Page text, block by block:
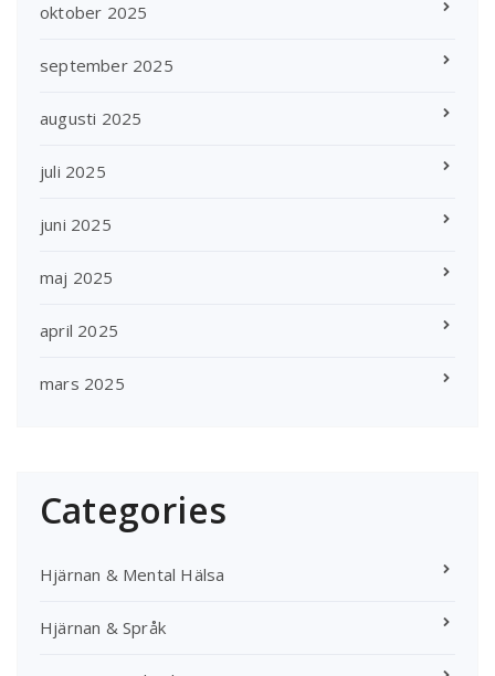
oktober 2025
september 2025
augusti 2025
juli 2025
juni 2025
maj 2025
april 2025
mars 2025
Categories
Hjärnan & Mental Hälsa
Hjärnan & Språk